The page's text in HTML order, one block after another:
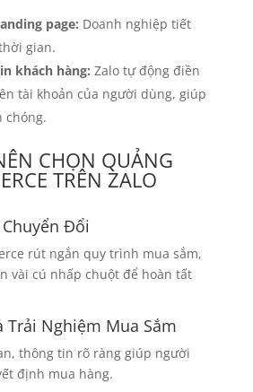
page: Doanh nghiệp tiết
gian.
khách hàng: Zalo tự động điền
tài khoản của người dùng, giúp
chóng.
CHỌN QUẢNG
TRÊN ZALO
Chuyển Đổi
rút ngắn quy trình mua sắm,
vài cú nhấp chuột để hoàn tất
Trải Nghiệm Mua Sắm
thông tin rõ ràng giúp người
định mua hàng.